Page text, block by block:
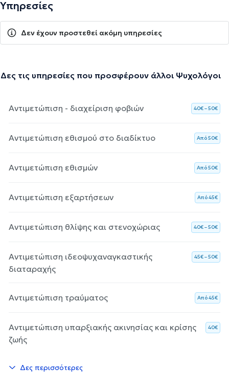
Υπηρεσίες
Δεν έχουν προστεθεί ακόμη υπηρεσίες
Δες τις υπηρεσίες που προσφέρουν άλλοι Ψυχολόγοι
Αντιμετώπιση - διαχείριση φοβιών 40€ – 50€
Αντιμετώπιση εθισμού στο διαδίκτυο Aπό 50€
Αντιμετώπιση εθισμών Aπό 50€
Αντιμετώπιση εξαρτήσεων Aπό 45€
Αντιμετώπιση θλίψης και στενοχώριας 40€ – 50€
Αντιμετώπιση ιδεοψυχαναγκαστικής
διαταραχής
45€ – 50€
Αντιμετώπιση τραύματος Aπό 45€
Αντιμετώπιση υπαρξιακής ακινησίας και κρίσης
ζωής
40€
Δες περισσότερες